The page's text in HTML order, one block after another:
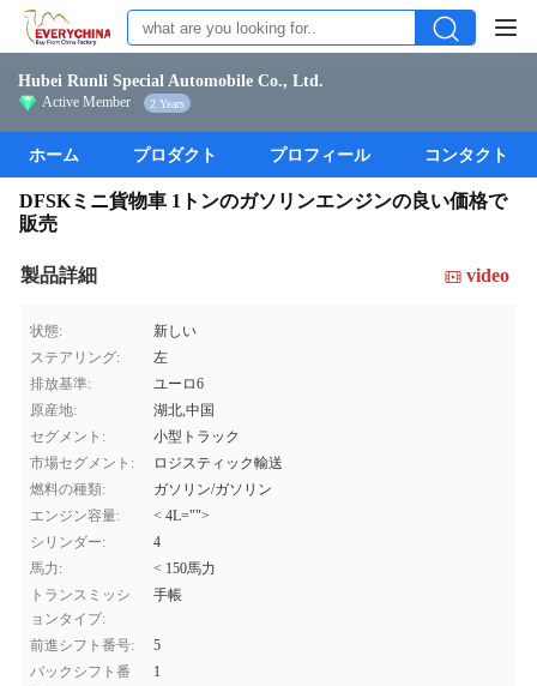
Hubei Runli Special Automobile Co., Ltd.
Active Member 2 Years
ホーム プロダクト プロフィール コンタクト
DFSKミニ貨物車 1トンのガソリンエンジンの良い価格で
販売
製品詳細 video
状態:
新しい
ステアリング:
左
排放基準:
ユーロ6
原産地:
湖北,中国
セグメント:
小型トラック
市場セグメント:
ロジスティック輸送
燃料の種類:
ガソリン/ガソリン
エンジン容量:
< 4L="">
シリンダー:
4
馬力:
< 150馬力
トランスミッシ
ョンタイプ:
手帳
前進シフト番号:
5
バックシフト番
1